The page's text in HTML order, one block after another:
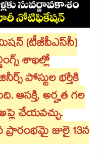
(టీజీపీఎస్​సీ)
శాఖల్లో
పోస్టుల భర్తీకి
ఆసక్తి, అర్హత గల
చేయవచ్చు.
ప్రారంభమై జులై 13న